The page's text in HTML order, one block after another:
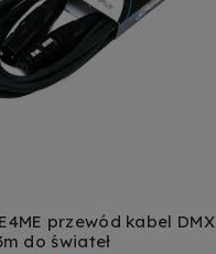
przewód kabel DMX
do świateł
DO KOSZYKA